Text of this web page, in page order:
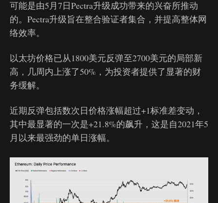
可能是由5月7日Pectra升级成功带来的兴奋所推动
的。Pectra升级旨在整合验证者集合，并提高整体网
络效率。
以太坊价格已从1800美元反弹至2700美元的局部新
高，几周内上涨了50%，为投资者提供了显著的财
务缓解。
近期反弹包括数次日价格涨幅超过+1标准差变动，
其中最显著的一次是+21.8%的飙升，这是自2021年5
月以来最强劲的单日涨幅。